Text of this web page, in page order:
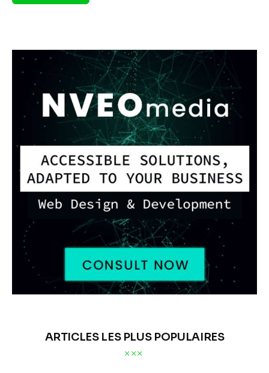
ARTICLES LES PLUS POPULAIRES